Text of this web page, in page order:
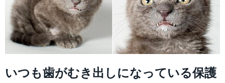
いつも歯がむき出しになっている保護